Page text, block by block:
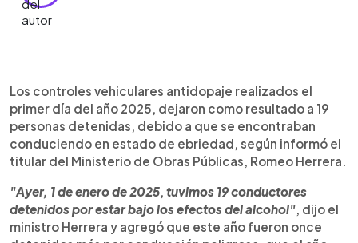
Escuchar artículo
Los controles vehiculares antidopaje realizados el
primer día del año 2025, dejaron como resultado a 19
personas detenidas, debido a que se encontraban
conduciendo en estado de ebriedad, según informó el
titular del Ministerio de Obras Públicas, Romeo Herrera.
"Ayer, 1 de enero de 2025 tuvimos 19 conductores
detenidos por estar bajo los efectos del alcohol" , dijo el
ministro Herrera y agregó que este año fueron once